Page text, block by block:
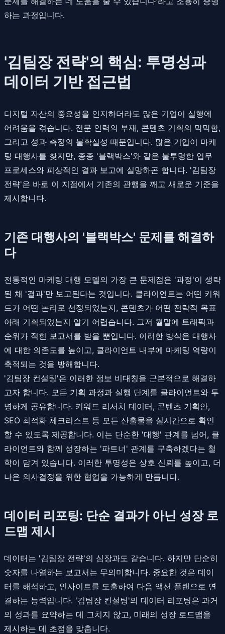
하는 과정입니다.
'김팀장 전략'의 핵심: 투명성과
데이터 기반 접근법
디지털 자산의 중요성을 인지하더라도 많은 기업이 실행에
어려움을 겪습니다. 전문 인력의 부재, 콘텐츠 기획의 막막함,
그리고 성과 측정의 불확실성 때문입니다. 많은 기업이 마케
팅 대행사를 찾지만, 종종 '블랙박스'와 같은 불투명한 업무
프로세스와 피상적인 결과 보고에 실망하곤 합니다. '김팀장
전략'은 바로 이 지점에서 기존의 관행을 깨고 새로운 기준을
제시합니다.
기존 대행사의 '블랙박스' 문제를 해결하
다
전통적인 마케팅 대행 모델의 가장 큰 문제점은 '과정'이 생략
된 채 '결과'만 보고된다는 것입니다. 클라이언트는 어떤 키워
드가 어떤 논리로 선정되었는지, 콘텐츠가 어떤 전략적 목표
아래 기획되었는지 알기 어렵습니다. 그저 월말에 트래픽과
순위가 적힌 보고서를 받을 뿐입니다. 이러한 방식은 대행사
에 대한 의존도를 높이고, 클라이언트 내부에 마케팅 역량이
축적되는 것을 방해합니다.
'김팀장 컨설팅'은 이러한 정보 비대칭을 근본적으로 해결하
고자 합니다. 모든 기획 과정과 실행 단계를 클라이언트와 투
명하게 공유합니다. 키워드 리서치 데이터, 콘텐츠 기획안,
SEO 최적화 체크리스트 등 모든 산출물을 실시간으로 확인
할 수 있도록 제공합니다. 이는 단순한 '대행' 관계를 넘어, 클
라이언트와 함께 성장하는 '파트너' 관계를 구축하겠다는 철
학이 담겨 있습니다. 이러한 투명성은 상호 신뢰를 높이고, 더
나은 의사결정을 위한 협업을 가능하게 만듭니다.
데이터 리포팅: 단순 결과가 아닌 성장 로
드맵 제시
데이터는 '김팀장 전략'의 심장과도 같습니다. 하지만 단순히
숫자를 나열하는 보고서는 무의미합니다. 중요한 것은 데이
터를 해석하고, 인사이트를 도출하여 다음 액션 플랜으로 연
결하는 능력입니다. '김팀장 컨설팅'의 데이터 리포팅은 과거
의 성과를 요약하는 데 그치지 않고, 미래의 성장 로드맵을
제시하는 데 초점을 맞춥니다.